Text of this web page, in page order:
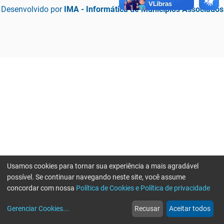
Desenvolvido por IMA - Informática de Municípios Associados
web
Notícias
more_horiz
Mais
Usamos cookies para tornar sua experiência a mais agradável
possível. Se continuar navegando neste site, você assume
concordar com nossa Política de Cookies e Política de privacidade
Gerenciar Cookies... Recusar Aceitar todos
Erro ao enviar informações, por favor tente novamente